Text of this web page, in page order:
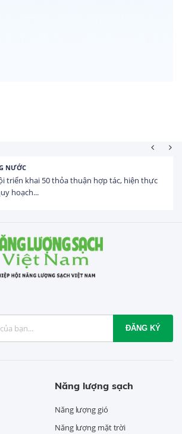
ĐẦU TƯ
FDI đăng ký vào Việt Nam đạt gần 25 tỷ
5 tháng...
ĐĂNG KÝ
Năng lượng sạch
Năng lượng gió
Năng lượng mặt trời